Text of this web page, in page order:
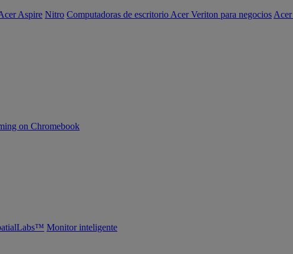
Aspire Nitro Computadoras de escritorio Acer Veriton para negocios
on Chromebook
Monitor inteligente